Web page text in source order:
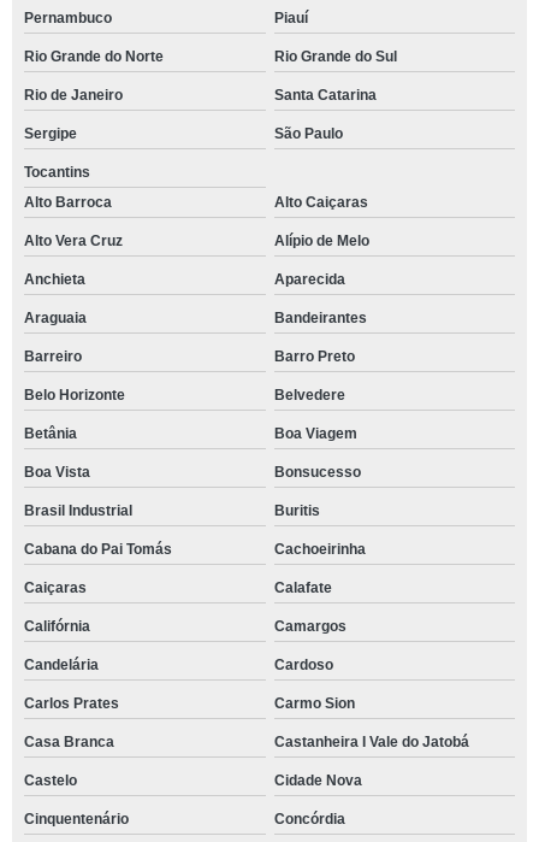
Pernambuco Piauí
Rio Grande do Norte Rio Grande do Sul
Rio de Janeiro Santa Catarina
Sergipe São Paulo
Tocantins
Alto Barroca
Alto Caiçaras
Alto Vera Cruz Alípio de Melo
Anchieta Aparecida
Araguaia Bandeirantes
Barreiro Barro Preto
Belo Horizonte Belvedere
Betânia Boa Viagem
Boa Vista Bonsucesso
Brasil Industrial Buritis
Cabana do Pai Tomás Cachoeirinha
Caiçaras Calafate
Califórnia Camargos
Candelária Cardoso
Carlos Prates Carmo Sion
Casa Branca Castanheira I Vale do Jatobá
Castelo Cidade Nova
Cinquentenário Concórdia